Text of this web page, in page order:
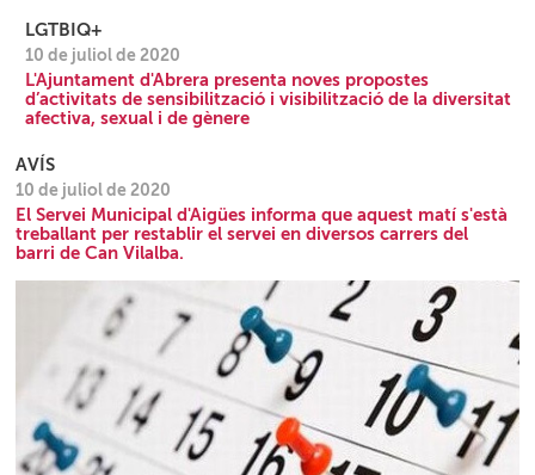
LGTBIQ+
10 de juliol de 2020
L'Ajuntament d'Abrera presenta noves propostes
d’activitats de sensibilització i visibilització de la diversitat
afectiva, sexual i de gènere
AVÍS
10 de juliol de 2020
El Servei Municipal d'Aigües informa que aquest matí s'està
treballant per restablir el servei en diversos carrers del
barri de Can Vilalba.